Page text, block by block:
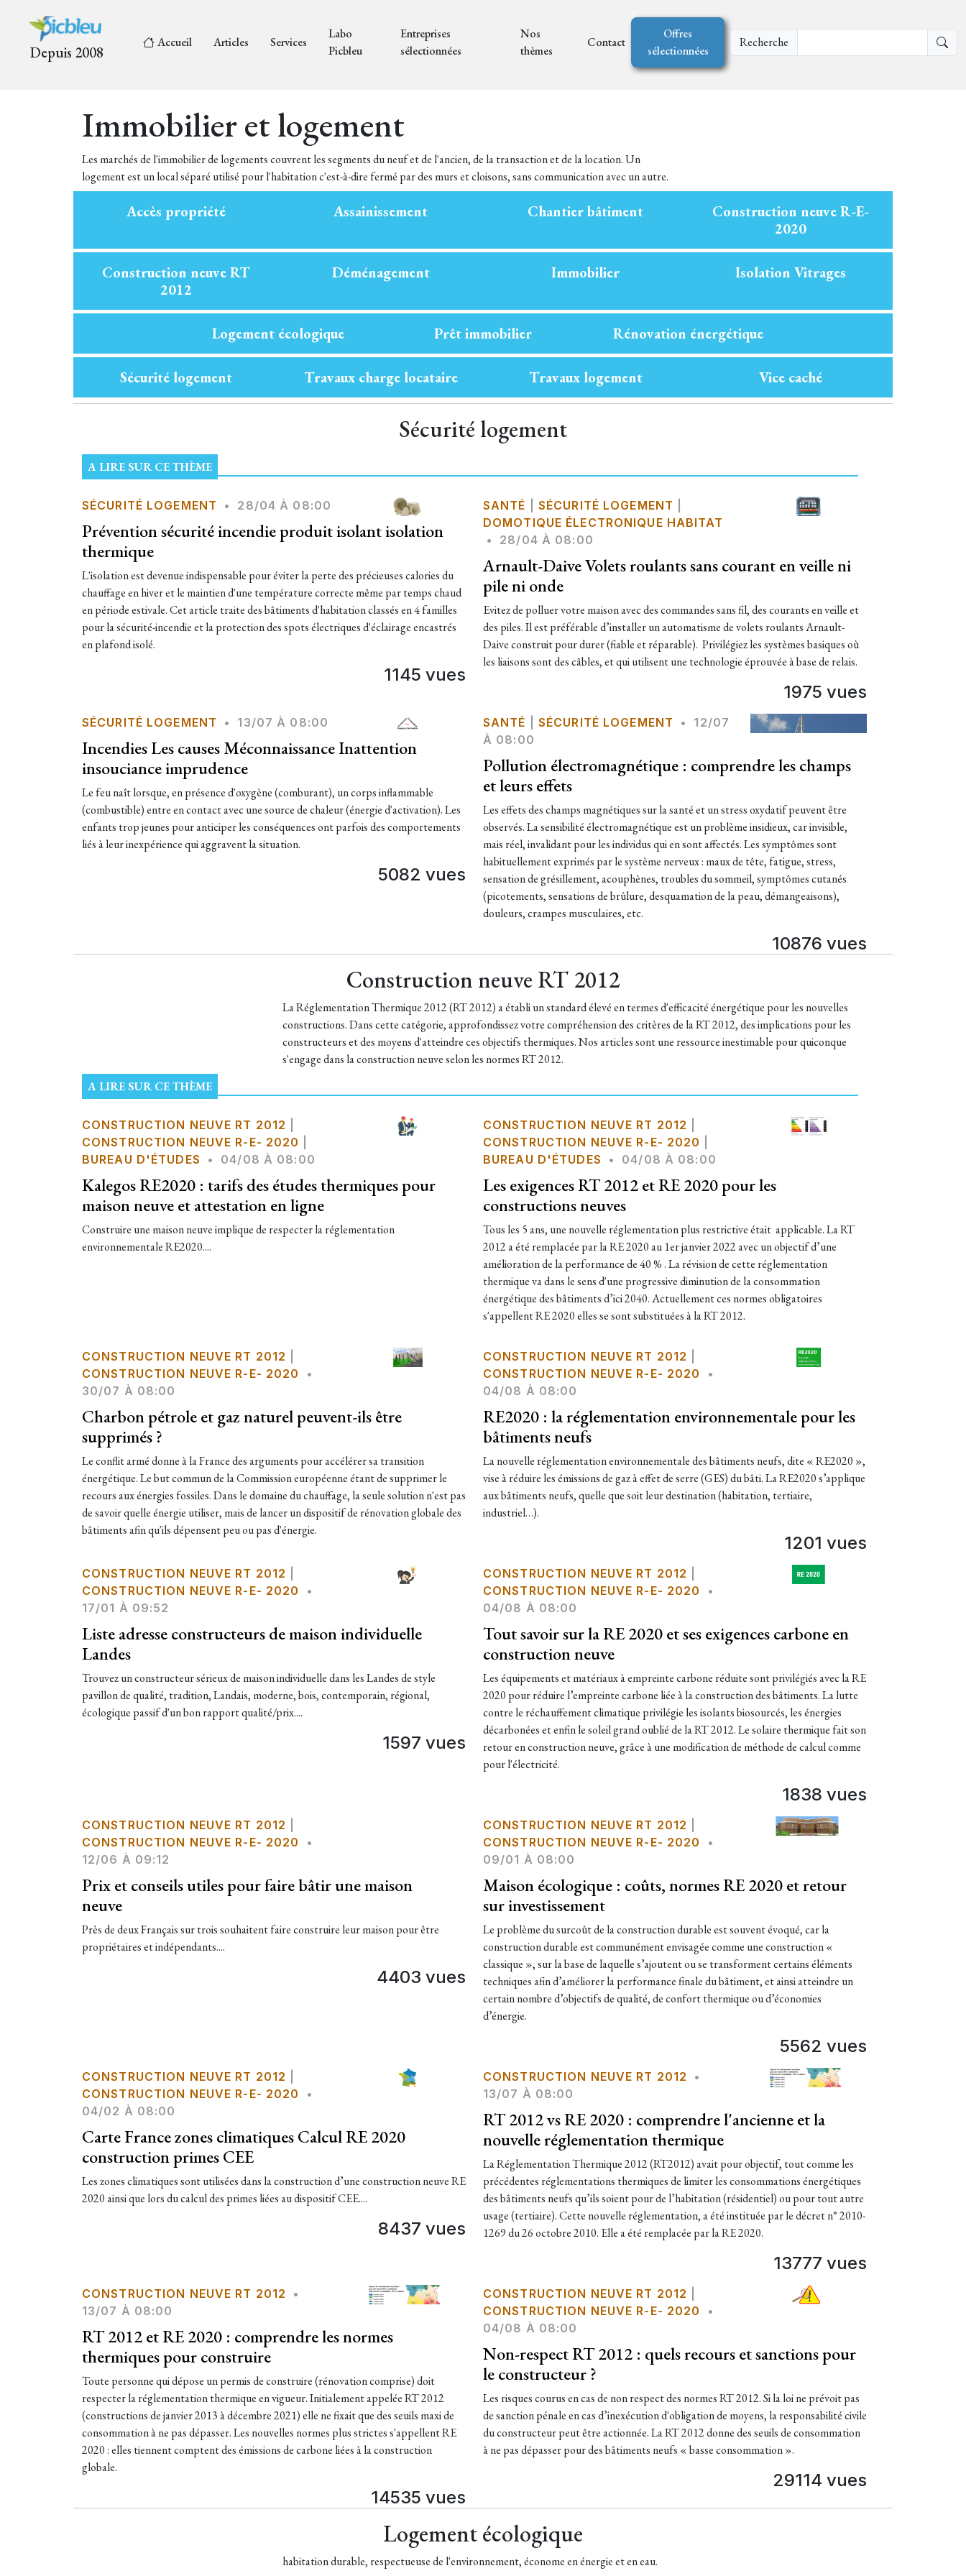
Depuis 2008
Accueil Articles Services
Labo
Picbleu
Entreprises
sélectionnées
Nos
thèmes
Contact
Offres
sélectionnées
Recherche
Immobilier et logement
Les marchés de l'immobilier de logements couvrent les segments du neuf et de l'ancien, de la transaction et de la location. Un
logement est un local séparé utilisé pour l'habitation c'est-à-dire fermé par des murs et cloisons, sans communication avec un autre.
Accès propriété Assainissement Chantier bâtiment
Construction neuve R-E-
2020
Construction neuve RT
2012
Déménagement Immobilier Isolation Vitrages
Logement écologique Prêt immobilier Rénovation énergétique
Sécurité logement Travaux charge locataire Travaux logement Vice caché
Sécurité logement
A LIRE SUR CE THÈME
SÉCURITÉ LOGEMENT • 28/04 À 08:00
Prévention sécurité incendie produit isolant isolation
thermique
L'isolation est devenue indispensable pour éviter la perte des précieuses calories du
chauffage en hiver et le maintien d'une température correcte même par temps chaud
en période estivale. Cet article traite des bâtiments d'habitation classés en 4 familles
pour la sécurité-incendie et la protection des spots électriques d'éclairage encastrés
en plafond isolé.
1145 vues
SANTÉ SÉCURITÉ LOGEMENT
DOMOTIQUE ÉLECTRONIQUE HABITAT
•
28/04 À 08:00
Arnault-Daive Volets roulants sans courant en veille ni
pile ni onde
Evitez de polluer votre maison avec des commandes sans fil, des courants en veille et
des piles. Il est préférable d’installer un automatisme de volets roulants Arnault-
Daive construit pour durer (fiable et réparable). Privilégiez les systèmes basiques où
les liaisons sont des câbles, et qui utilisent une technologie éprouvée à base de relais.
1975 vues
SÉCURITÉ LOGEMENT • 13/07 À 08:00
Incendies Les causes Méconnaissance Inattention
insouciance imprudence
Le feu naît lorsque, en présence d'oxygène (comburant), un corps inflammable
(combustible) entre en contact avec une source de chaleur (énergie d'activation). Les
enfants trop jeunes pour anticiper les conséquences ont parfois des comportements
liés à leur inexpérience qui aggravent la situation.
5082 vues
SANTÉ SÉCURITÉ LOGEMENT •
12/07
À 08:00
Pollution électromagnétique : comprendre les champs
et leurs effets
Les effets des champs magnétiques sur la santé et un stress oxydatif peuvent être
observés. La sensibilité électromagnétique est un problème insidieux, car invisible,
mais réel, invalidant pour les individus qui en sont affectés. Les symptômes sont
habituellement exprimés par le système nerveux : maux de tête, fatigue, stress,
sensation de grésillement, acouphènes, troubles du sommeil, symptômes cutanés
(picotements, sensations de brûlure, desquamation de la peau, démangeaisons),
douleurs, crampes musculaires, etc.
10876 vues
Construction neuve RT 2012
La Réglementation Thermique 2012 (RT 2012) a établi un standard élevé en termes d'efficacité énergétique pour les nouvelles
constructions. Dans cette catégorie, approfondissez votre compréhension des critères de la RT 2012, des implications pour les
constructeurs et des moyens d'atteindre ces objectifs thermiques. Nos articles sont une ressource inestimable pour quiconque
s'engage dans la construction neuve selon les normes RT 2012.
A LIRE SUR CE THÈME
CONSTRUCTION NEUVE RT 2012
CONSTRUCTION NEUVE R-E- 2020
BUREAU D'ÉTUDES
• 04/08 À 08:00
Kalegos RE2020 : tarifs des études thermiques pour
maison neuve et attestation en ligne
Construire une maison neuve implique de respecter la réglementation
environnementale RE2020....
CONSTRUCTION NEUVE RT 2012
CONSTRUCTION NEUVE R-E- 2020
BUREAU D'ÉTUDES
• 04/08 À 08:00
Les exigences RT 2012 et RE 2020 pour les
constructions neuves
​Tous les 5 ans, une nouvelle réglementation plus restrictive était applicable. La RT
2012 a été remplacée par la RE 2020 au 1er janvier 2022 avec un objectif d’une
amélioration de la performance de 40 % . La révision de cette réglementation
thermique va dans le sens d'une progressive diminution de la consommation
énergétique des bâtiments d’ici 2040. Actuellement ces normes obligatoires
s'appellent RE 2020 elles se sont substituées à la RT 2012.
CONSTRUCTION NEUVE RT 2012
CONSTRUCTION NEUVE R-E- 2020
•
30/07 À 08:00
Charbon pétrole et gaz naturel peuvent-ils être
supprimés ?
Le conflit armé donne à la France des arguments pour accélérer sa transition
énergétique. Le but commun de la Commission européenne étant de supprimer le
recours aux énergies fossiles. Dans le domaine du chauffage, la seule solution n'est pas
de savoir quelle énergie utiliser, mais de lancer un dispositif de rénovation globale des
bâtiments afin qu'ils dépensent peu ou pas d'énergie.
CONSTRUCTION NEUVE RT 2012
CONSTRUCTION NEUVE R-E- 2020
•
04/08 À 08:00
RE2020 : la réglementation environnementale pour les
bâtiments neufs
La nouvelle réglementation environnementale des bâtiments neufs, dite « RE2020 »,
vise à réduire les émissions de gaz à effet de serre (GES) du bâti. La RE2020 s’applique
aux bâtiments neufs, quelle que soit leur destination (habitation, tertiaire,
industriel…).
1201 vues
CONSTRUCTION NEUVE RT 2012
CONSTRUCTION NEUVE R-E- 2020
•
17/01 À 09:52
Liste adresse constructeurs de maison individuelle
Landes
Trouvez un constructeur sérieux de maison individuelle dans les Landes de style
pavillon de qualité, tradition, Landais, moderne, bois, contemporain, régional,
écologique passif d'un bon rapport qualité/prix....
1597 vues
CONSTRUCTION NEUVE RT 2012
CONSTRUCTION NEUVE R-E- 2020
•
04/08 À 08:00
Tout savoir sur la RE 2020 et ses exigences carbone en
construction neuve
Les équipements et matériaux à empreinte carbone réduite sont privilégiés avec la RE
2020 pour réduire l’empreinte carbone liée à la construction des bâtiments. La lutte
contre le réchauffement climatique privilégie les isolants biosourcés, les énergies
décarbonées et enfin le soleil grand oublié de la RT 2012. Le solaire thermique fait son
retour en construction neuve, grâce à une modification de méthode de calcul comme
pour l'électricité.
1838 vues
CONSTRUCTION NEUVE RT 2012
CONSTRUCTION NEUVE R-E- 2020
•
12/06 À 09:12
Prix et conseils utiles pour faire bâtir une maison
neuve
Près de deux Français sur trois souhaitent faire construire leur maison pour être
propriétaires et indépendants....
4403 vues
CONSTRUCTION NEUVE RT 2012
CONSTRUCTION NEUVE R-E- 2020
•
09/01 À 08:00
Maison écologique : coûts, normes RE 2020 et retour
sur investissement
Le problème du surcoût de la construction durable est souvent évoqué, car la
construction durable est communément envisagée comme une construction «
classique », sur la base de laquelle s’ajoutent ou se transforment certains éléments
techniques afin d’améliorer la performance finale du bâtiment, et ainsi atteindre un
certain nombre d’objectifs de qualité, de confort thermique ou d’économies
d’énergie.
5562 vues
CONSTRUCTION NEUVE RT 2012
CONSTRUCTION NEUVE R-E- 2020
•
04/02 À 08:00
Carte France zones climatiques Calcul RE 2020
construction primes CEE
Les zones climatiques sont utilisées dans la construction d’une construction neuve RE
2020 ainsi que lors du calcul des primes liées au dispositif CEE....
8437 vues
CONSTRUCTION NEUVE RT 2012
•
13/07 À 08:00
RT 2012 vs RE 2020 : comprendre l'ancienne et la
nouvelle réglementation thermique
La Réglementation Thermique 2012 (RT2012) avait pour objectif, tout comme les
précédentes réglementations thermiques de limiter les consommations énergétiques
des bâtiments neufs qu’ils soient pour de l’habitation (résidentiel) ou pour tout autre
usage (tertiaire). Cette nouvelle réglementation, a été instituée par le décret n° 2010-
1269 du 26 octobre 2010. Elle a été remplacée par la RE 2020.
13777 vues
CONSTRUCTION NEUVE RT 2012
•
13/07 À 08:00
RT 2012 et RE 2020 : comprendre les normes
thermiques pour construire
Toute personne qui dépose un permis de construire (rénovation comprise) doit
respecter la réglementation thermique en vigueur. Initialement appelée RT 2012
(constructions de janvier 2013 à décembre 2021) elle ne fixait que des seuils maxi de
consommation à ne pas dépasser. Les nouvelles normes plus strictes s'appellent RE
2020 : elles tiennent comptent des émissions de carbone liées à la construction
globale.
14535 vues
CONSTRUCTION NEUVE RT 2012
CONSTRUCTION NEUVE R-E- 2020
•
04/08 À 08:00
Non-respect RT 2012 : quels recours et sanctions pour
le constructeur ?
Les risques courus en cas de non respect des normes RT 2012. Si la loi ne prévoit pas
de sanction pénale en cas d’inexécution d'obligation de moyens, la responsabilité civile
du constructeur peut être actionnée. La RT 2012 donne des seuils de consommation
à ne pas dépasser pour des bâtiments neufs « basse consommation ».
29114 vues
Logement écologique
habitation durable, respectueuse de l'environnement, économe en énergie et en eau.